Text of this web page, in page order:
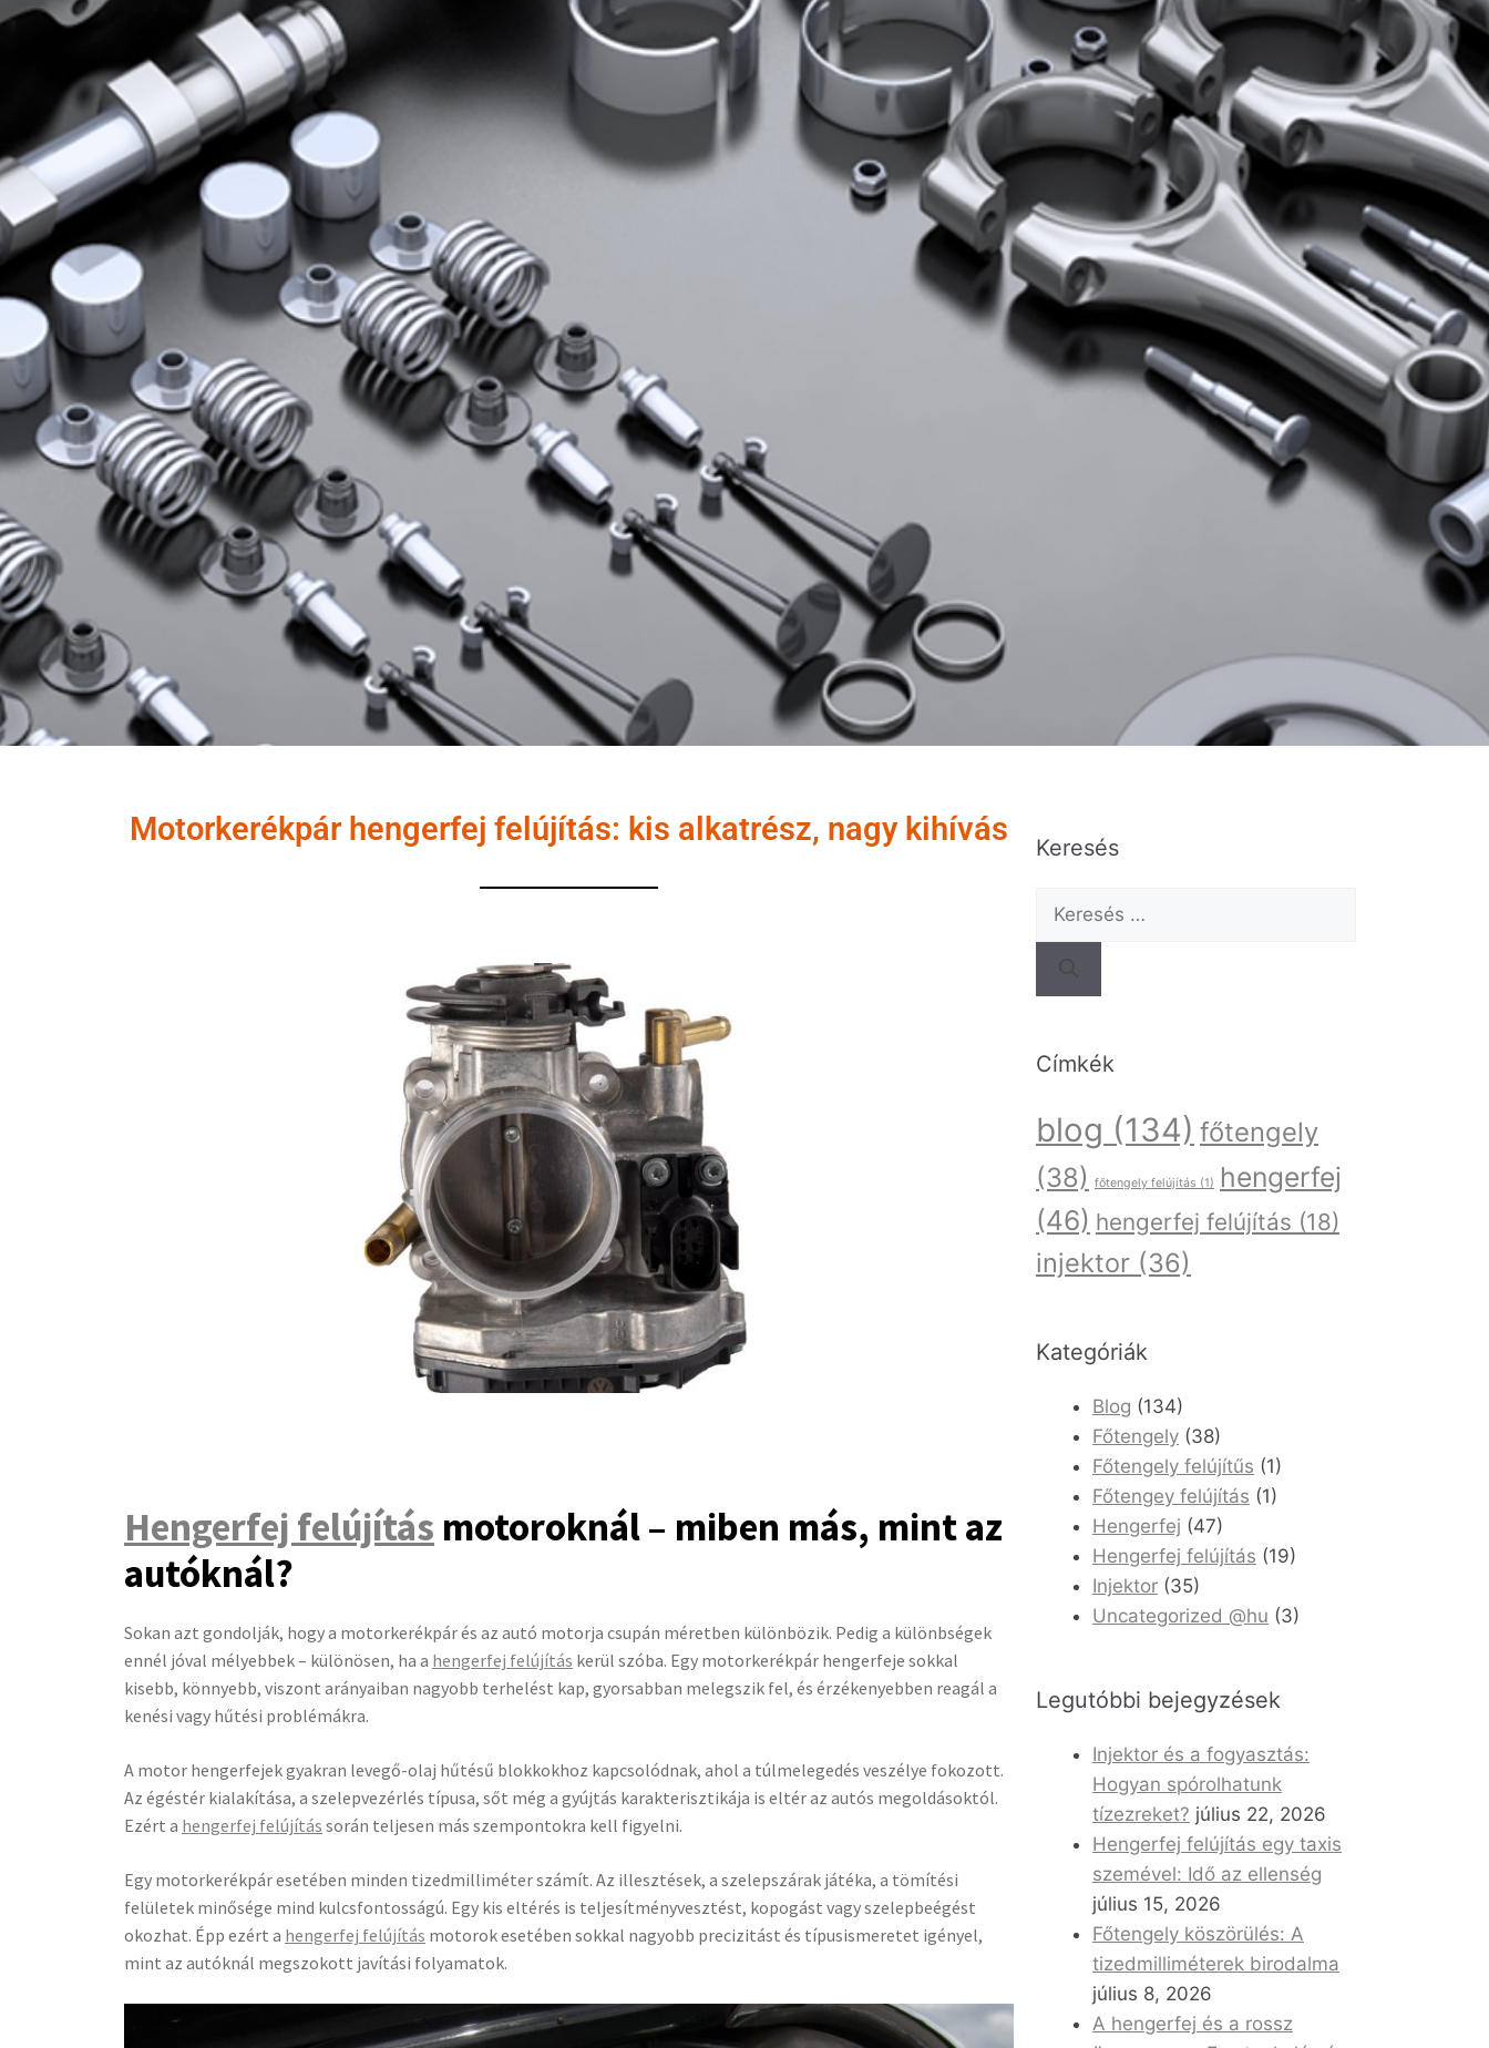
Motorkerékpár hengerfej felújítás: kis alkatrész, nagy kihívás
Hengerfej felújítás motoroknál – miben más, mint az
autóknál?
Sokan azt gondolják, hogy a motorkerékpár és az autó motorja csupán méretben különbözik. Pedig a különbségek
ennél jóval mélyebbek – különösen, ha a hengerfej felújítás kerül szóba. Egy motorkerékpár hengerfeje sokkal
kisebb, könnyebb, viszont arányaiban nagyobb terhelést kap, gyorsabban melegszik fel, és érzékenyebben reagál a
kenési vagy hűtési problémákra.
A motor hengerfejek gyakran levegő-olaj hűtésű blokkokhoz kapcsolódnak, ahol a túlmelegedés veszélye fokozott.
Az égéstér kialakítása, a szelepvezérlés típusa, sőt még a gyújtás karakterisztikája is eltér az autós megoldásoktól.
Ezért a hengerfej felújítás során teljesen más szempontokra kell figyelni.
Egy motorkerékpár esetében minden tizedmilliméter számít. Az illesztések, a szelepszárak játéka, a tömítési
felületek minősége mind kulcsfontosságú. Egy kis eltérés is teljesítményvesztést, kopogást vagy szelepbeégést
okozhat. Épp ezért a hengerfej felújítás motorok esetében sokkal nagyobb precizitást és típusismeretet igényel,
mint az autóknál megszokott javítási folyamatok.
Keresés
Címkék
blog (134) főtengely
(38)
főtengely felújítás (1)
hengerfej
(46) hengerfej felújítás (18)
injektor(36)
Kategóriák
Blog (134)
Főtengely(38)
Főtengely felújítűs (1)
Főtengey felújítás (1)
Hengerfej (47)
Hengerfej felújítás (19)
Injektor(35)
Uncategorized @hu (3)
Legutóbbi bejegyzések
Injektor és a fogyasztás:
Hogyan spórolhatunk
tízezreket? július 22, 2026
Hengerfej felújítás egy taxis
szemével: Idő az ellenség
július 15, 2026
Főtengely köszörülés: A
tizedmilliméterek birodalma
július 8, 2026
A hengerfej és a rossz